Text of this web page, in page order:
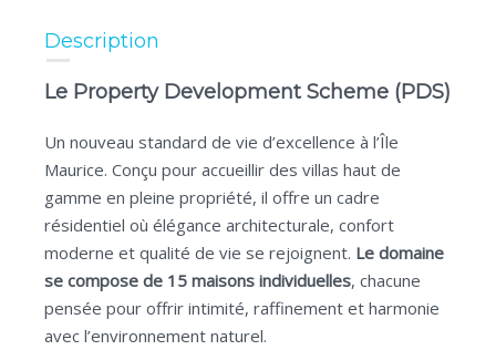
Description
Le Property Development Scheme (PDS)
Un nouveau standard de vie d’excellence à l’Île
Maurice. Conçu pour accueillir des villas haut de
gamme en pleine propriété, il offre un cadre
résidentiel où élégance architecturale, confort
moderne et qualité de vie se rejoignent. Le domaine
se compose de 15 maisons individuelles, chacune
pensée pour offrir intimité, raffinement et harmonie
avec l’environnement naturel.